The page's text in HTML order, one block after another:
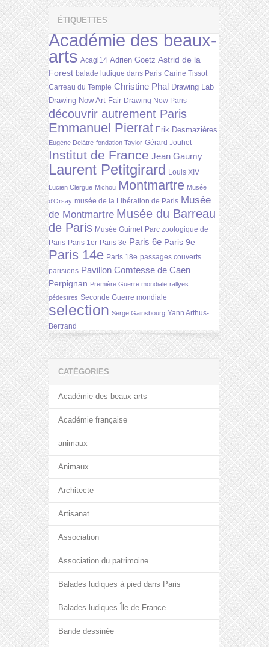
ÉTIQUETTES
Académie des beaux-
arts Acagl14 Adrien Goetz Astrid de la
Forest balade ludique dans Paris Carine Tissot
Carreau du Temple Christine Phal Drawing Lab
Drawing Now Art Fair Drawing Now Paris
découvrir autrement Paris
Emmanuel Pierrat Erik Desmazières
Eugène Delâtre fondation Taylor Gérard Jouhet
Institut de France Jean Gaumy
Laurent Petitgirard Louis XIV
Lucien Clergue Michou Montmartre Musée
d'Orsay musée de la Libération de Paris Musée
de Montmartre Musée du Barreau
de Paris Musée Guimet Parc zoologique de
Paris Paris 1er Paris 3e Paris 6e Paris 9e
Paris 14e Paris 18e passages couverts
parisiens Pavillon Comtesse de Caen
Perpignan Première Guerre mondiale rallyes
pédestres Seconde Guerre mondiale
selection Serge Gainsbourg Yann Arthus-
Bertrand
CATÉGORIES
Académie des beaux-arts
Académie française
animaux
Animaux
Architecte
Artisanat
Association
Association du patrimoine
Balades ludiques à pied dans Paris
Balades ludiques Île de France
Bande dessinée